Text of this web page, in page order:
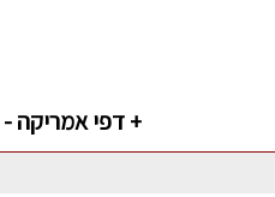
דפי אמריקה - חפש בית עסק +